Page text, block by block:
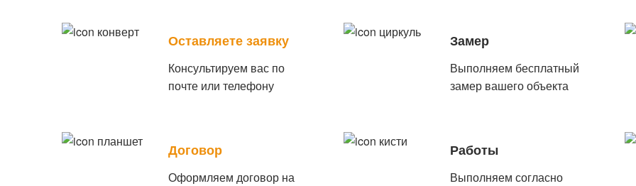
Оставляете заявку
Консультируем вас по
почте или телефону
Замер
Выполняем бесплатный
замер вашего объекта
Договор
Оформляем договор на
Работы
Выполняем согласно